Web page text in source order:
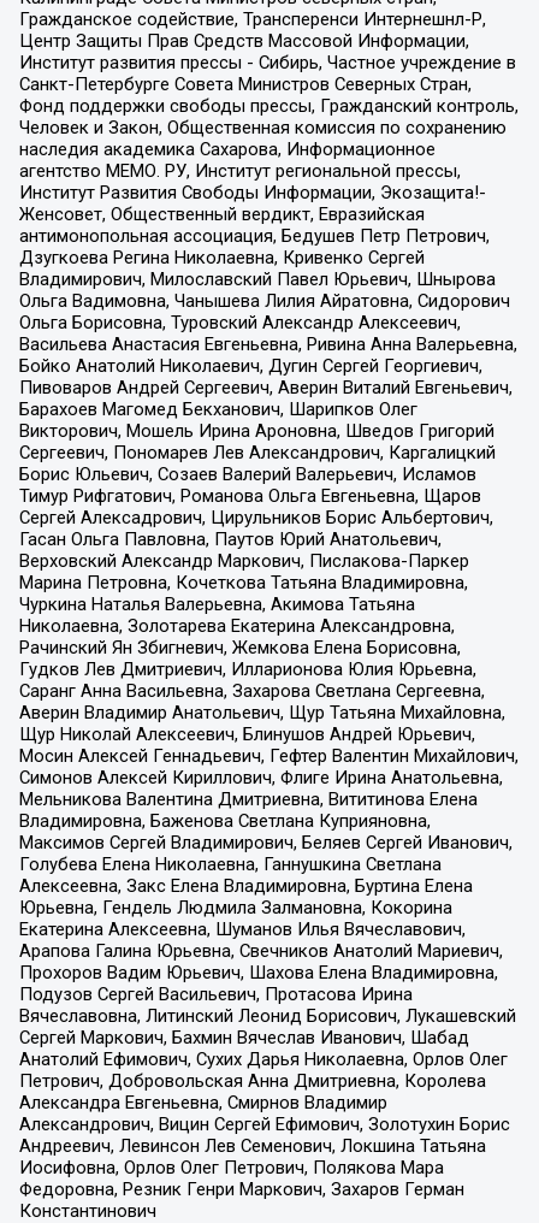
Гражданское содействие, Трансперенси Интернешнл-Р,
Центр Защиты Прав Средств Массовой Информации,
Институт развития прессы - Сибирь, Частное учреждение в
Санкт-Петербурге Совета Министров Северных Стран,
Фонд поддержки свободы прессы, Гражданский контроль,
Человек и Закон, Общественная комиссия по сохранению
наследия академика Сахарова, Информационное
агентство МЕМО. РУ, Институт региональной прессы,
Институт Развития Свободы Информации, Экозащита!-
Женсовет, Общественный вердикт, Евразийская
антимонопольная ассоциация, Бедушев Петр Петрович,
Дзугкоева Регина Николаевна, Кривенко Сергей
Владимирович, Милославский Павел Юрьевич, Шнырова
Ольга Вадимовна, Чанышева Лилия Айратовна, Сидорович
Ольга Борисовна, Туровский Александр Алексеевич,
Васильева Анастасия Евгеньевна, Ривина Анна Валерьевна,
Бойко Анатолий Николаевич, Дугин Сергей Георгиевич,
Пивоваров Андрей Сергеевич, Аверин Виталий Евгеньевич,
Барахоев Магомед Бекханович, Шарипков Олег
Викторович, Мошель Ирина Ароновна, Шведов Григорий
Сергеевич, Пономарев Лев Александрович, Каргалицкий
Борис Юльевич, Созаев Валерий Валерьевич, Исламов
Тимур Рифгатович, Романова Ольга Евгеньевна, Щаров
Сергей Алексадрович, Цирульников Борис Альбертович,
Гасан Ольга Павловна, Паутов Юрий Анатольевич,
Верховский Александр Маркович, Пислакова-Паркер
Марина Петровна, Кочеткова Татьяна Владимировна,
Чуркина Наталья Валерьевна, Акимова Татьяна
Николаевна, Золотарева Екатерина Александровна,
Рачинский Ян Збигневич, Жемкова Елена Борисовна,
Гудков Лев Дмитриевич, Илларионова Юлия Юрьевна,
Саранг Анна Васильевна, Захарова Светлана Сергеевна,
Аверин Владимир Анатольевич, Щур Татьяна Михайловна,
Щур Николай Алексеевич, Блинушов Андрей Юрьевич,
Мосин Алексей Геннадьевич, Гефтер Валентин Михайлович,
Симонов Алексей Кириллович, Флиге Ирина Анатольевна,
Мельникова Валентина Дмитриевна, Вититинова Елена
Владимировна, Баженова Светлана Куприяновна,
Максимов Сергей Владимирович, Беляев Сергей Иванович,
Голубева Елена Николаевна, Ганнушкина Светлана
Алексеевна, Закс Елена Владимировна, Буртина Елена
Юрьевна, Гендель Людмила Залмановна, Кокорина
Екатерина Алексеевна, Шуманов Илья Вячеславович,
Арапова Галина Юрьевна, Свечников Анатолий Мариевич,
Прохоров Вадим Юрьевич, Шахова Елена Владимировна,
Подузов Сергей Васильевич, Протасова Ирина
Вячеславовна, Литинский Леонид Борисович, Лукашевский
Сергей Маркович, Бахмин Вячеслав Иванович, Шабад
Анатолий Ефимович, Сухих Дарья Николаевна, Орлов Олег
Петрович, Добровольская Анна Дмитриевна, Королева
Александра Евгеньевна, Смирнов Владимир
Александрович, Вицин Сергей Ефимович, Золотухин Борис
Андреевич, Левинсон Лев Семенович, Локшина Татьяна
Иосифовна, Орлов Олег Петрович, Полякова Мара
Федоровна, Резник Генри Маркович, Захаров Герман
Константинович